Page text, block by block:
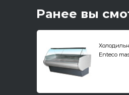
Ранее вы
Enteco